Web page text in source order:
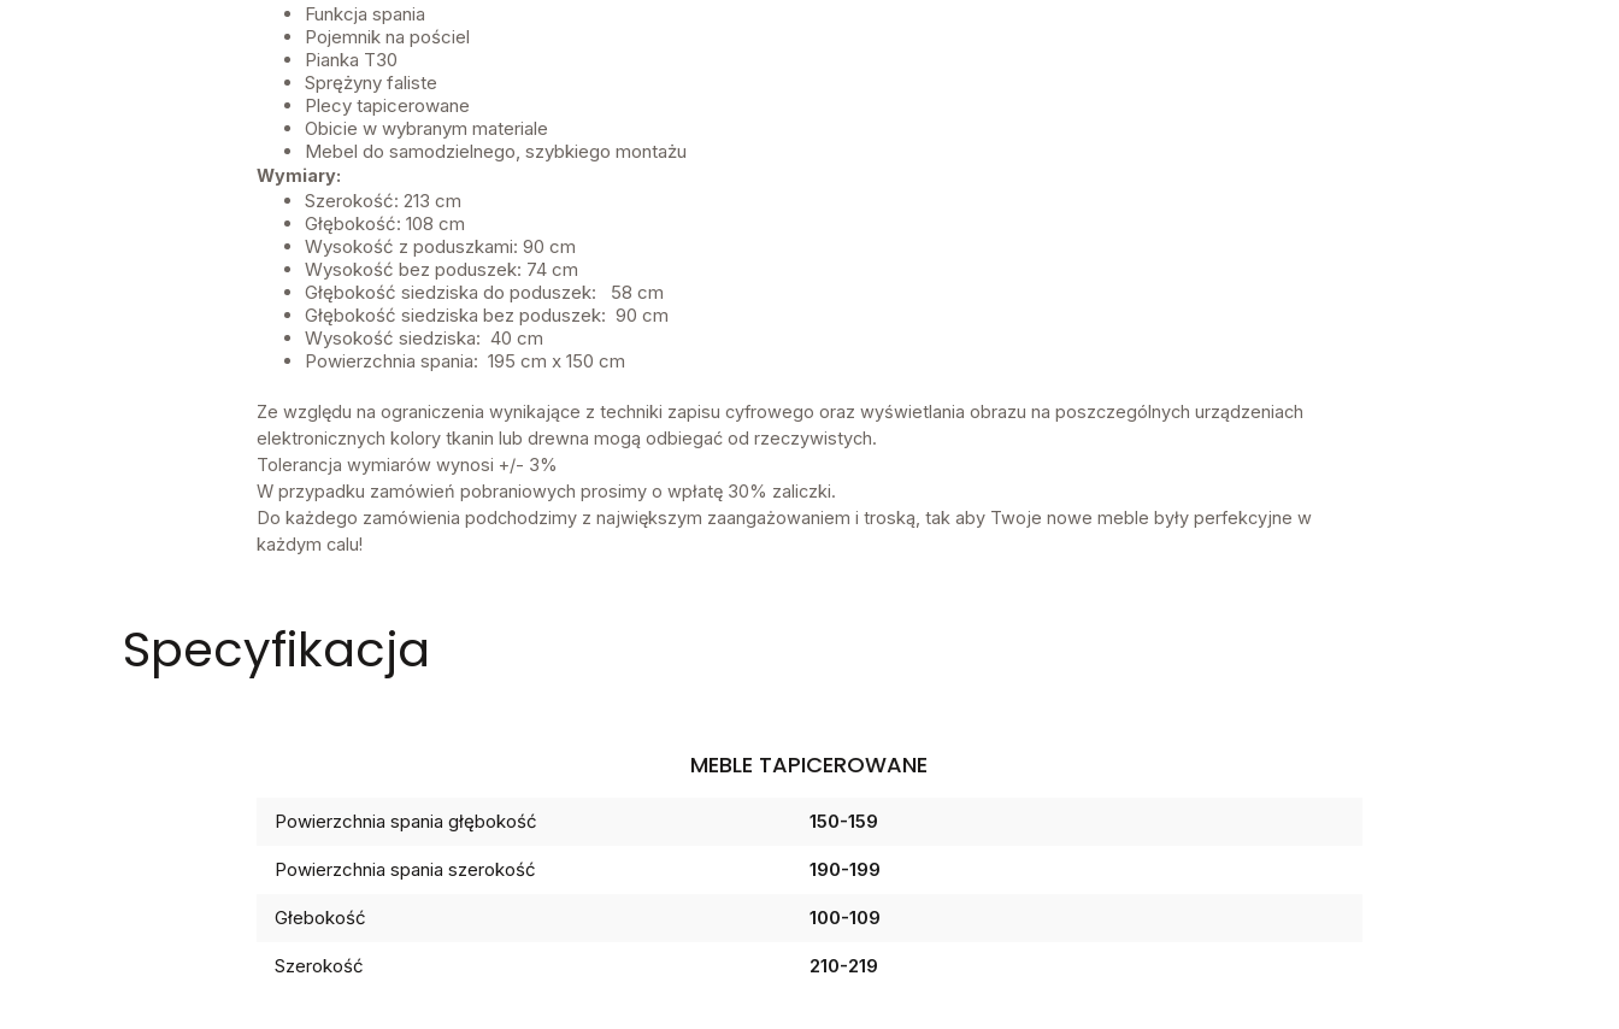
Funkcja spania
Pojemnik na pościel
Pianka T30
Sprężyny faliste
Plecy tapicerowane
Obicie w wybranym materiale
Mebel do samodzielnego, szybkiego montażu
Wymiary:
Szerokość: 213 cm
Głębokość: 108 cm
Wysokość z poduszkami: 90 cm
Wysokość bez poduszek: 74 cm
Głębokość siedziska do poduszek: 58 cm
Głębokość siedziska bez poduszek: 90 cm
Wysokość siedziska: 40 cm
Powierzchnia spania: 195 cm x 150 cm
Ze względu na ograniczenia wynikające z techniki zapisu cyfrowego oraz wyświetlania obrazu na poszczególnych urządzeniach
elektronicznych kolory tkanin lub drewna mogą odbiegać od rzeczywistych.
Tolerancja wymiarów wynosi +/- 3%
W przypadku zamówień pobraniowych prosimy o wpłatę 30% zaliczki.
Do każdego zamówienia podchodzimy z największym zaangażowaniem i troską, tak aby Twoje nowe meble były perfekcyjne w
każdym calu!
Specyfikacja
MEBLE TAPICEROWANE
Powierzchnia spania głębokość 150-159
Powierzchnia spania szerokość 190-199
Głebokość 100-109
Szerokość 210-219